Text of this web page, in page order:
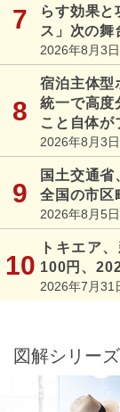
らす効果と
ス」次の舞
2026年8月3日
宿泊主体
統一で高度
こと自体が
2026年8月3日
国土交通省
全国の市区
2026年8月5日
トキエア
100円、
2026年7月31
図解シリーズ